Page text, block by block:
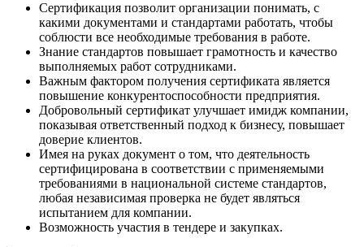
Сертификация позволит организации понимать, с
какими документами и стандартами работать, чтобы
соблюсти все необходимые требования в работе.
Знание стандартов повышает грамотность и качество
выполняемых работ сотрудниками.
Важным фактором получения сертификата является
повышение конкурентоспособности предприятия.
Добровольный сертификат улучшает имидж компании,
показывая ответственный подход к бизнесу, повышает
доверие клиентов.
Имея на руках документ о том, что деятельность
сертифицирована в соответствии с применяемыми
требованиями в национальной системе стандартов,
любая независимая проверка не будет являться
испытанием для компании.
Возможность участия в тендере и закупках.